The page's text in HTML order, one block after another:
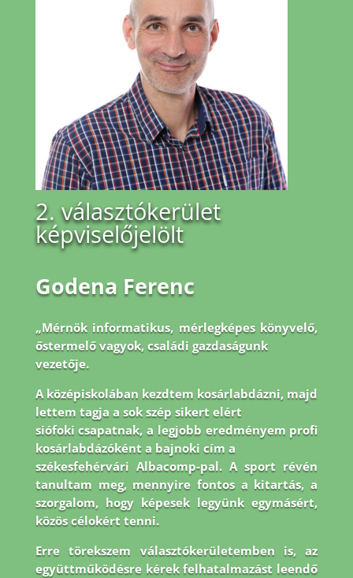
2. választókerület
képviselőjelölt
Godena Ferenc
„Mérnök informatikus, mérlegképes könyvelő,
őstermelő vagyok, családi gazdaságunk
vezetője.
A középiskolában kezdtem kosárlabdázni, majd
lettem tagja a sok szép sikert elért
siófoki csapatnak, a legjobb eredményem profi
kosárlabdázóként a bajnoki cím a
székesfehérvári Albacomp-pal. A sport révén
tanultam meg, mennyire fontos a kitartás, a
szorgalom, hogy képesek legyünk egymásért,
közös célokért tenni.
Erre törekszem választókerületemben is, az
együttműködésre kérek felhatalmazást leendő